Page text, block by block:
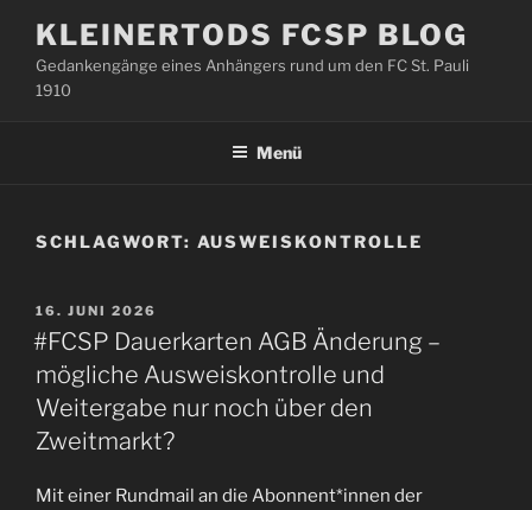
Inhalt
springen
KLEINERTODS FCSP BLOG
Gedankengänge eines Anhängers rund um den FC St. Pauli
1910
Menü
SCHLAGWORT: AUSWEISKONTROLLE
VERÖFFENTLICHT
AM
16. JUNI 2026
#FCSP Dauerkarten AGB Änderung –
mögliche Ausweiskontrolle und
Weitergabe nur noch über den
Zweitmarkt?
Mit einer Rundmail an die Abonnent*innen der